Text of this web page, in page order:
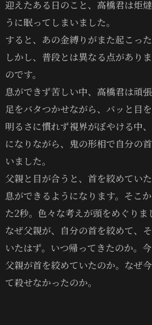
迎えたある日のこと、高橋君は炬
うに眠ってしまいました。
すると、あの金縛りがまた起こった
しかし、普段とは異なる点があり
のです。
息ができず苦しい中、高橋君は頑
足をバタつかせながら、バッと目を
明るさに慣れず視界がぼやける中
になりながら、鬼の形相で自分の
いました。
父親と目が合うと、首を絞めていた
息ができるようになります。そこ
た2秒。色々な考えが頭をめぐりま
なぜ父親が、自分の首を絞めて、
いたはず。いつ帰ってきたのか。
父親が首を絞めていたのか。なぜ
て殺せなかったのか。